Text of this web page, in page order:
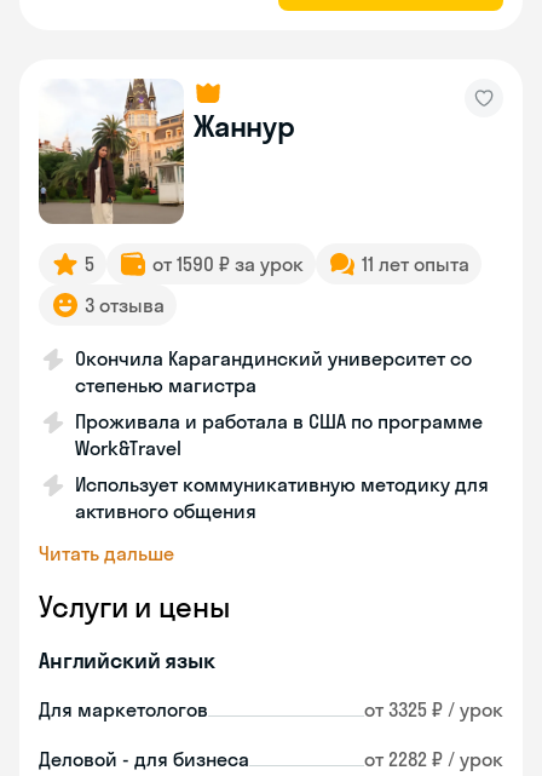
Жаннур
5 от 1590 ₽ за урок
11 лет опыта
3 отзыва
Окончила Карагандинский университет со
степенью магистра
Проживала и работала в США по программе
Work&Travel
Использует коммуникативную методику для
активного общения
Читать дальше
Услуги и цены
Английский язык
Для маркетологов от 3325 ₽ / урок
Деловой - для бизнеса от 2282 ₽ / урок